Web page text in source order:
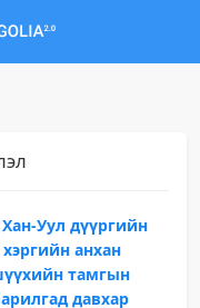
Уул дүүргийн
анхан
тамгын
давхар